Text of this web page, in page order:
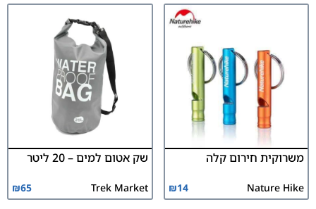
משרוקית חירום קלה
Nature Hike
₪14
שק אטום למים – 20 ליטר
Trek Market
₪65